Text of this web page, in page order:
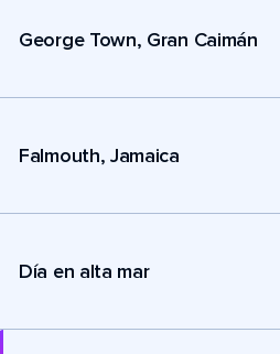
George Town, Gran Caimán
Falmouth, Jamaica
Día en alta mar